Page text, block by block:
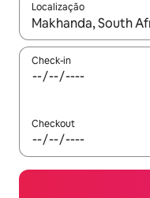
Localização
Quando os resultados
Check-in
Checkout